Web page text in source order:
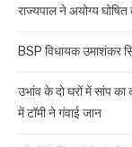
राज्यपाल ने अयोग्य
BSP विधायक उमाशंकर
उभांव के दो घरों में सांप
में टॉमी ने गंवाई जान